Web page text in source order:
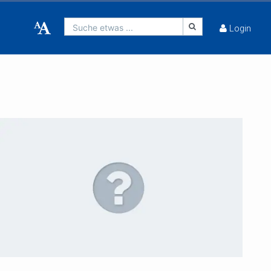
Suche etwas ... Login